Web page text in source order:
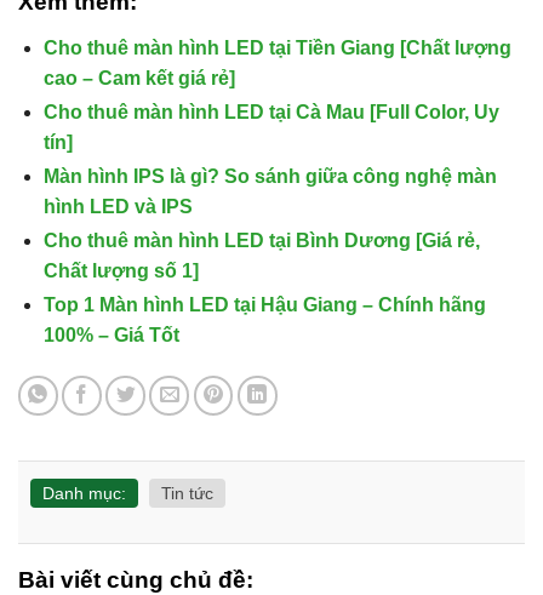
Cho thuê màn hình LED tại Tiền Giang [Chất lượng
cao – Cam kết giá rẻ]
Cho thuê màn hình LED tại Cà Mau [Full Color, Uy
tín]
Màn hình IPS là gì? So sánh giữa công nghệ màn
hình LED và IPS
Cho thuê màn hình LED tại Bình Dương [Giá rẻ,
Chất lượng số 1]
Top 1 Màn hình LED tại Hậu Giang – Chính hãng
100% – Giá Tốt
Danh mục: Tin tức
Bài viết cùng chủ đề: